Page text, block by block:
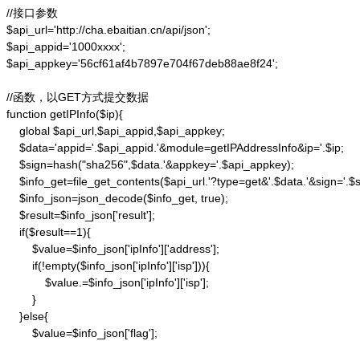
//接口参数
$api_url='http://cha.ebaitian.cn/api/json';
$api_appid='1000xxxx';
$api_appkey='56cf61af4b7897e704f67deb88ae8f24';
//函数，以GET方式提交数据
function getIPInfo($ip){
    global $api_url,$api_appid,$api_appkey;
    $data='appid='.$api_appid.'&module=getIPAddressInfo&ip='.$ip;
    $sign=hash("sha256",$data.'&appkey='.$api_appkey);
    $info_json=json_decode($info_get, true);
    $result=$info_json['result'];
    if($result==1){
        $value=$info_json['ipInfo']['address'];
        if(!empty($info_json['ipInfo']['isp'])){
            $value.=$info_json['ipInfo']['isp'];
        }
    }else{
        $value=$info_json['flag'];